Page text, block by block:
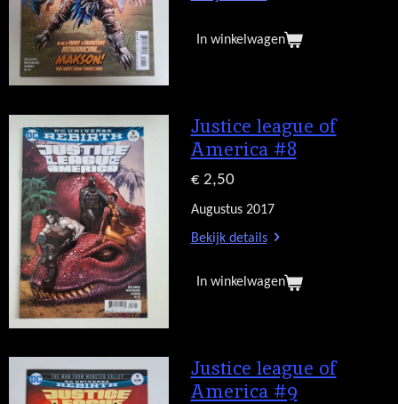
In winkelwagen
Justice league of
America #8
€ 2,50
Augustus 2017
Bekijk details
In winkelwagen
Justice league of
America #9